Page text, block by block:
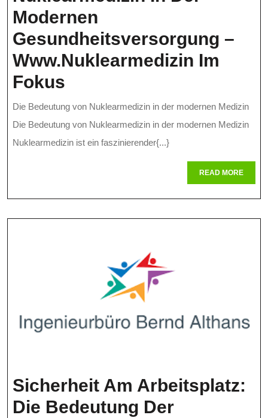
Modernen
Gesundheitsversorgung –
Www.nuklearmedizin Im
Fokus
Bedeutung
Von
Nuklearmedizin
Www.nuklearmedizin
Fokus
Die Bedeutung von Nuklearmedizin in der modernen Medizin
Die Bedeutung von Nuklearmedizin in der modernen Medizin
Nuklearmedizin ist ein faszinierender{...}
READ MOREREAD
MORE
Sicherheit Am Arbeitsplatz:
Die Bedeutung Der